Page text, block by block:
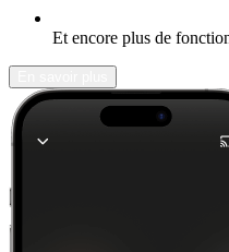
Et encore plus de